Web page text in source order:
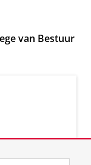
van Bestuur